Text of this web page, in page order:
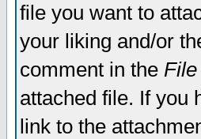
file you want to
your liking and/or
comment in the
attached file. If you
link to the